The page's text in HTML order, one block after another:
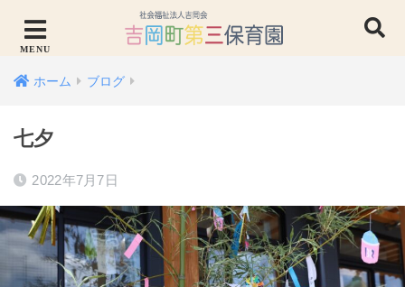
ホーム ブログ
七夕
2022年7月7日